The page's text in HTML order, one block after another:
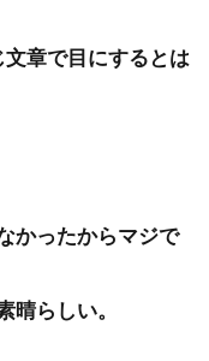
章で目にするとは
かったからマジで
晴らしい。